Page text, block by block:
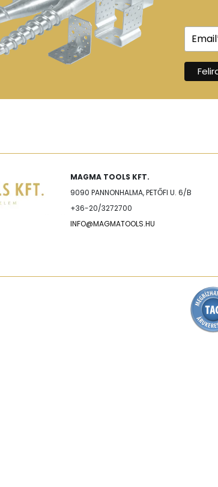
MAGMA TOOLS KFT.
9090 PANNONHALMA, PETŐFI U. 6/B
+36-20/3272700
INFO@MAGMATOOLS.HU